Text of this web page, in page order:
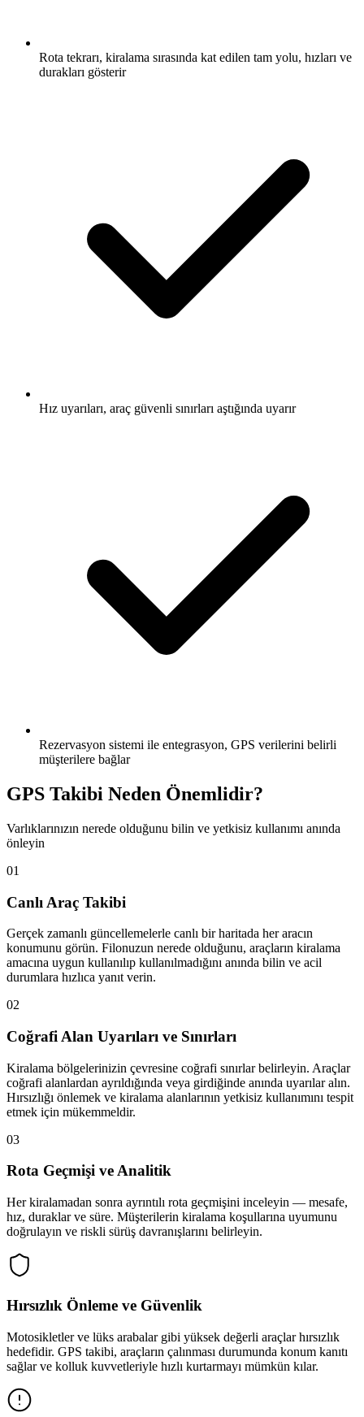
Rota tekrarı, kiralama sırasında kat edilen tam yolu, hızları ve
durakları gösterir
Hız uyarıları, araç güvenli sınırları aştığında uyarır
Rezervasyon sistemi ile entegrasyon, GPS verilerini belirli
müşterilere bağlar
GPS Takibi Neden Önemlidir?
Varlıklarınızın nerede olduğunu bilin ve yetkisiz kullanımı anında
önleyin
01
Canlı Araç Takibi
Gerçek zamanlı güncellemelerle canlı bir haritada her aracın
konumunu görün. Filonuzun nerede olduğunu, araçların kiralama
amacına uygun kullanılıp kullanılmadığını anında bilin ve acil
durumlara hızlıca yanıt verin.
02
Coğrafi Alan Uyarıları ve Sınırları
Kiralama bölgelerinizin çevresine coğrafi sınırlar belirleyin. Araçlar
coğrafi alanlardan ayrıldığında veya girdiğinde anında uyarılar alın.
Hırsızlığı önlemek ve kiralama alanlarının yetkisiz kullanımını tespit
etmek için mükemmeldir.
03
Rota Geçmişi ve Analitik
Her kiralamadan sonra ayrıntılı rota geçmişini inceleyin — mesafe,
hız, duraklar ve süre. Müşterilerin kiralama koşullarına uyumunu
doğrulayın ve riskli sürüş davranışlarını belirleyin.
Hırsızlık Önleme ve Güvenlik
Motosikletler ve lüks arabalar gibi yüksek değerli araçlar hırsızlık
hedefidir. GPS takibi, araçların çalınması durumunda konum kanıtı
sağlar ve kolluk kuvvetleriyle hızlı kurtarmayı mümkün kılar.